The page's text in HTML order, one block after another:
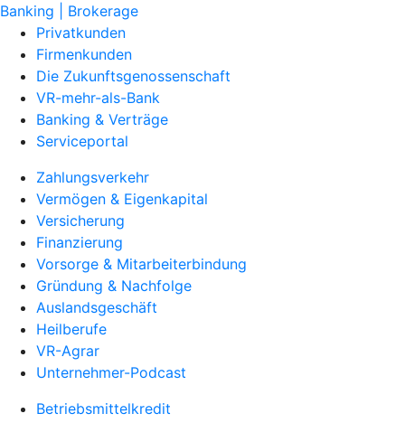
Banking | Brokerage
Privatkunden
Firmenkunden
Die Zukunftsgenossenschaft
VR-mehr-als-Bank
Banking & Verträge
Serviceportal
Zahlungsverkehr
Vermögen & Eigenkapital
Versicherung
Finanzierung
Vorsorge & Mitarbeiterbindung
Gründung & Nachfolge
Auslandsgeschäft
Heilberufe
VR-Agrar
Unternehmer-Podcast
Betriebsmittelkredit